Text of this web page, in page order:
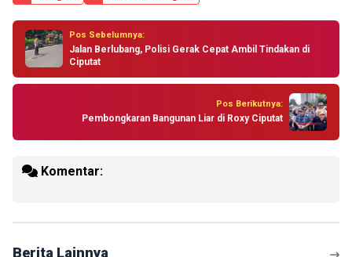
Pos Sebelumnya:
Jalan Berlubang, Polisi Gerak Cepat Ambil Tindakan di
Ciputat
Pos Berikutnya:
Pembongkaran Bangunan Liar di Roxy Ciputat
Komentar:
Berita Lainnya